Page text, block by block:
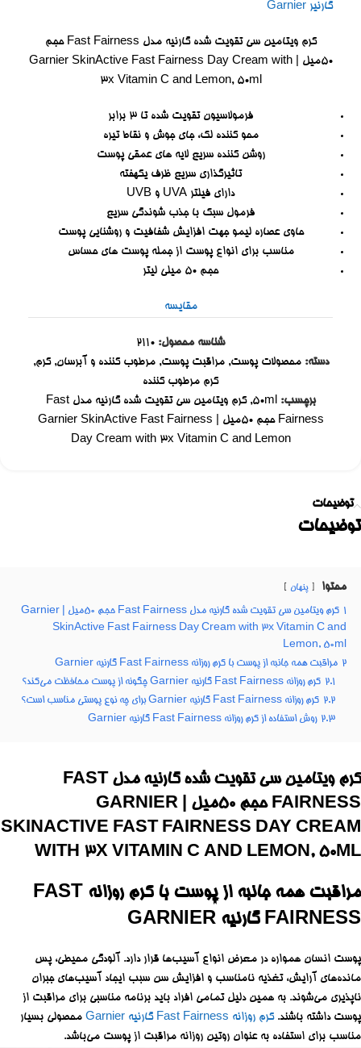
گارنیر Garnier
کرم ویتامین سی تقویت شده گارنیه مدل Fast Fairness حجم
50میل | Garnier SkinActive Fast Fairness Day Cream with
3x Vitamin C and Lemon, 50ml
فرمولاسیون تقویت شده تا 3 برابر
محو کننده لک، جای جوش و نقاط تیره
روشن کننده سریع لایه های عمقی پوست
تاثیرگذاری سریع ظرف یکهفته
دارای فیلتر UVA و UVB
فرمول سبک با جذب شوندگی سریع
حاوی عصاره لیمو جهت افزایش شفافیت و روشنایی پوست
مناسب برای انواع پوست از جمله پوست های حساس
حجم 50 میلی لیتر
مقایسه
شناسه محصول: 2110
دسته: محصولات پوست, مراقبت پوست, مرطوب کننده و آبرسان, کرم,
کرم مرطوب کننده
برچسب: 50ml
,
کرم ویتامین سی تقویت شده گارنیه مدل Fast
Fairness حجم 50میل | Garnier SkinActive Fast Fairness
Day Cream with 3x Vitamin C and Lemon
توضیحات
توضیحات
محتوا پنهان
1
کرم ویتامین سی تقویت شده گارنیه مدل Fast Fairness حجم 50میل | Garnier
SkinActive Fast Fairness Day Cream with 3x Vitamin C and
Lemon, 50ml
2 مراقبت همه جانبه از پوست با کرم روزانه Fast Fairness گارنیه Garnier
2.1 کرم روزانه Fast Fairness گارنیه Garnier چگونه از پوست محافظت می‌کند؟
2.2 کرم روزانه Fast Fairness گارنیه Garnier برای چه نوع پوستی مناسب است؟
2.3 روش استفاده از کرم روزانه Fast Fairness گارنیه Garnier
کرم ویتامین سی تقویت شده گارنیه مدل FAST
FAIRNESS حجم 50میل | GARNIER
SKINACTIVE FAST FAIRNESS DAY CREAM
WITH 3X VITAMIN C AND LEMON, 50ML
مراقبت همه جانبه از پوست با کرم روزانه FAST
FAIRNESS گارنیه GARNIER
پوست انسان همواره در معرض انواع آسیب‌ها قرار دارد. آلودگی محیطی، پس
مانده‌های آرایش، تغذیه نامناسب و افزایش سن سبب ایجاد آسیب‌های جبران
ناپذیری می‌شوند. به همین دلیل تمامی افراد باید برنامه مناسبی برای مراقبت از
پوست داشته باشند.کرم روزانه Fast Fairness گارنیه Garnier
محصولی بسیار
مناسب برای استفاده به عنوان روتین روزانه مراقبت از پوست می‌باشد.